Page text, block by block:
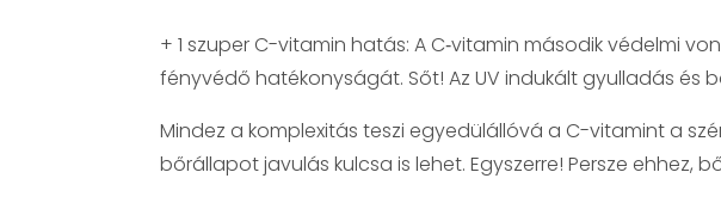
+ 1 szuper C-vitamin hatás: A C‑vitamin második védelmi
fényvédő hatékonyságát. Sőt! Az UV indukált gyulladás és
Mindez a komplexitás teszi egyedülállóvá a C-vitamint a
bőrállapot javulás kulcsa is lehet. Egyszerre! Persze ehhez,